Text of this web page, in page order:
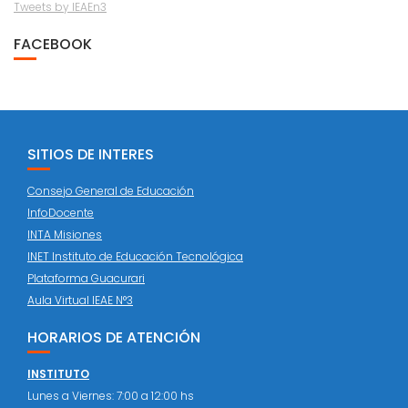
Tweets by IEAEn3
FACEBOOK
SITIOS DE INTERES
Consejo General de Educación
InfoDocente
INTA Misiones
INET Instituto de Educación Tecnológica
Plataforma Guacurari
Aula Virtual IEAE N°3
HORARIOS DE ATENCIÓN
INSTITUTO
Lunes a Viernes: 7:00 a 12:00 hs